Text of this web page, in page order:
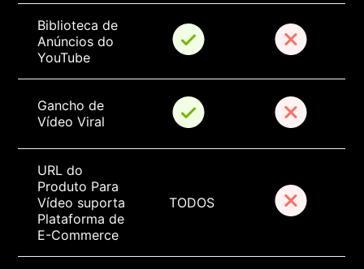
Biblioteca de
Anúncios do
YouTube
Gancho de
Vídeo Viral
URL do
Produto Para
Vídeo suporta
Plataforma de
E-Commerce
TODOS